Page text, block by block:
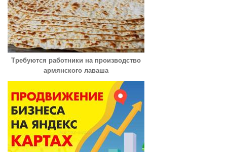
Требуются работники на производство
армянского лаваша